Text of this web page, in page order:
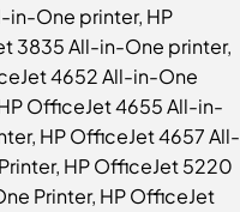
in-One printer, HP
3835 All-in-One printer,
4652 All-in-One
OfficeJet 4655 All-in-
HP OfficeJet 4657 All-
HP OfficeJet 5220
Printer, HP OfficeJet